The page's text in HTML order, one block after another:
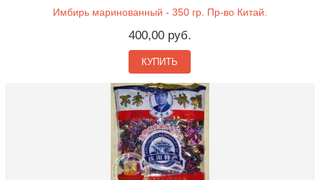
Имбирь маринованный - 350 гр. Пр-во Китай.
400,00 руб.
КУПИТЬ